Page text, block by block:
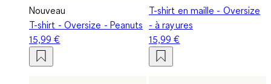
Nouveau
T-shirt - Oversize - Peanuts
15,99 €
T-shirt en maille - Oversize
- à rayures
15,99 €